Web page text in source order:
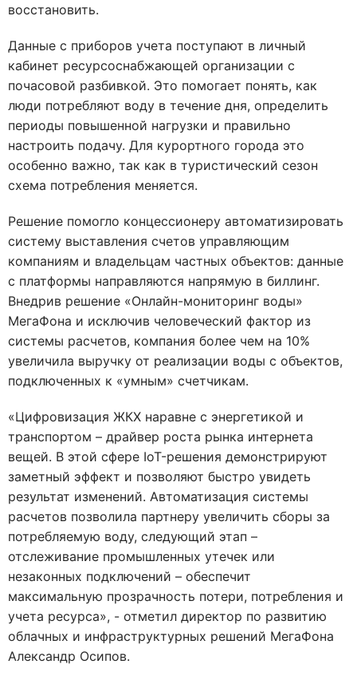
восстановить.
Данные с приборов учета поступают в личный
кабинет ресурсоснабжающей организации с
почасовой разбивкой. Это помогает понять, как
люди потребляют воду в течение дня, определить
периоды повышенной нагрузки и правильно
настроить подачу. Для курортного города это
особенно важно, так как в туристический сезон
схема потребления меняется.
Решение помогло концессионеру автоматизировать
систему выставления счетов управляющим
компаниям и владельцам частных объектов: данные
с платформы направляются напрямую в биллинг.
Внедрив решение «Онлайн-мониторинг воды»
МегаФона и исключив человеческий фактор из
системы расчетов, компания более чем на 10%
увеличила выручку от реализации воды с объектов,
подключенных к «умным» счетчикам.
«Цифровизация ЖКХ наравне с энергетикой и
транспортом – драйвер роста рынка интернета
вещей. В этой сфере IoT-решения демонстрируют
заметный эффект и позволяют быстро увидеть
результат изменений. Автоматизация системы
расчетов позволила партнеру увеличить сборы за
потребляемую воду, следующий этап –
отслеживание промышленных утечек или
незаконных подключений – обеспечит
максимальную прозрачность потери, потребления и
учета ресурса», - отметил директор по развитию
облачных и инфраструктурных решений МегаФона
Александр Осипов.